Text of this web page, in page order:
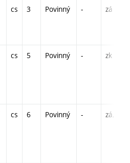
cs 3 Povinný - zá
cs 5 Povinný - zk
cs 6 Povinný - zá,zk